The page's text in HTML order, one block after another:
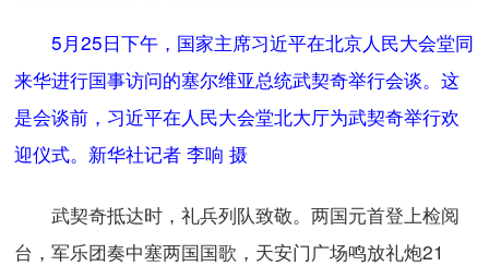
5月25日下午，国家主席习近平在北京人民大会堂同
来华进行国事访问的塞尔维亚总统武契奇举行会谈。这
是会谈前，习近平在人民大会堂北大厅为武契奇举行欢
迎仪式。新华社记者 李响 摄
武契奇抵达时，礼兵列队致敬。两国元首登上检阅
台，军乐团奏中塞两国国歌，天安门广场鸣放礼炮21